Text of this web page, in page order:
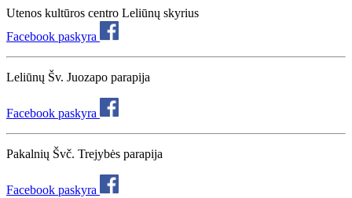
Utenos kultūros centro Leliūnų skyrius
Facebook paskyra
Leliūnų Šv. Juozapo parapija
Facebook paskyra
Pakalnių Švč. Trejybės parapija
Facebook paskyra